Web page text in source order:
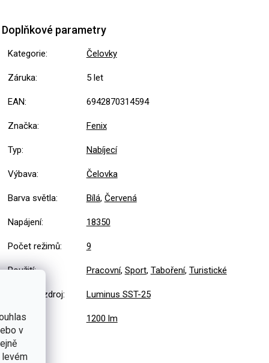
v
levém
Doplňkové parametry
Kategorie: Čelovky
Záruka: 5 let
EAN: 6942870314594
Značka: Fenix
Typ: Nabíjecí
Výbava: Čelovka
Barva světla: Bílá, Červená
Napájení: 18350
Počet režimů: 9
Použití: Pracovní, Sport, Taboření, Turistické
Světelný zdroj: Luminus SST-25
Výkon 1200 lm